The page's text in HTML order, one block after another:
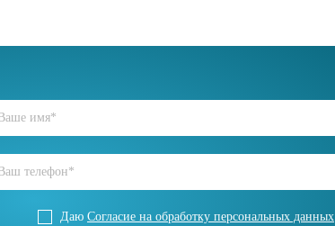
Даю Cогласие на обработку персональных данных